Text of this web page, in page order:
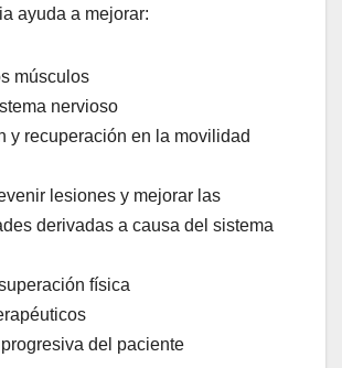
ayuda a mejorar:
músculos
nervioso
y recuperación en la movilidad
lesiones y mejorar las
derivadas a causa del sistema
física
del paciente